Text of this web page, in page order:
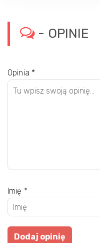
- OPINIE
Opinia *
Imię *